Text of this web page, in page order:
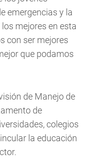
emergencias y la
mejores en esta
con ser mejores
que podamos
de Manejo de
de
colegios
la educación